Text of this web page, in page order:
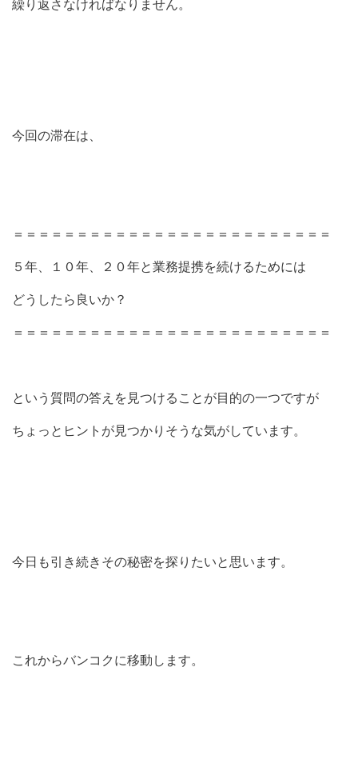
繰り返さなければなりません。
今回の滞在は、
＝＝＝＝＝＝＝＝＝＝＝＝＝＝＝＝＝＝＝＝＝＝＝＝＝
５年、１０年、２０年と業務提携を続けるためには
どうしたら良いか？
＝＝＝＝＝＝＝＝＝＝＝＝＝＝＝＝＝＝＝＝＝＝＝＝＝
という質問の答えを見つけることが目的の一つですが
ちょっとヒントが見つかりそうな気がしています。
今日も引き続きその秘密を探りたいと思います。
これからバンコクに移動します。